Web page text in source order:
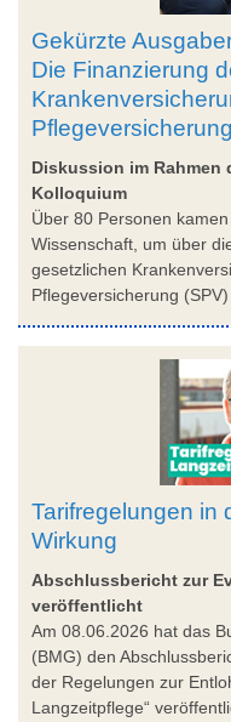
Gekürzte
Die Finanzierung
Pflegeversicherung
Diskussion im
Kolloquium
Über 80 Personen
Wissenschaft, um über
gesetzlichen
Pflegeversicherung
Tarifregelungen in
Wirkung
Abschlussbericht zur
veröffentlicht
Am 08.06.2026 hat das
(BMG) den
der Regelungen zur
Langzeitpflege“